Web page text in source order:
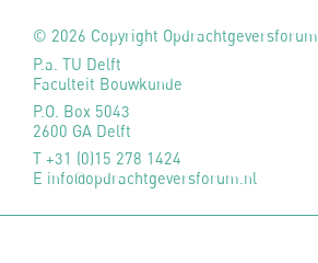
© 2026 Copyright Opdrachtgeversforum
P.a. TU Delft
Faculteit Bouwkunde
P.O. Box 5043
2600 GA Delft
T +31 (0)15 278 1424
E info@opdrachtgeversforum.nl